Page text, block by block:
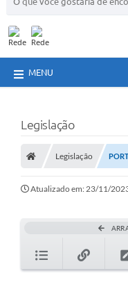
MENU
Legislação
Legislação
Atualizado em: 23/11/